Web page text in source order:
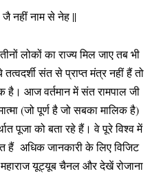
नहीं नाम से नेह ||
लोकों का राज्य मिल जाए तब भी
संत से प्राप्त मंत्र नहीं हैं तो
है। आज वर्तमान में संत रामपाल जी
(जो पूर्ण है जो सबका मालिक है)
पूजा को बता रहे हैं। वे पूरे विश्व में
हैं अधिक जानकारी के लिए विजिट
यूट्यूब चैनल और देखें रोजाना